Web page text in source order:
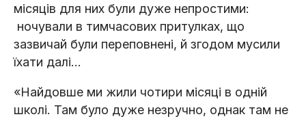
місяців для них були дуже непростими:
ночували в тимчасових притулках, що
зазвичай були переповнені, й згодом мусили
їхати далі…
«Найдовше ми жили чотири місяці в одній
школі. Там було дуже незручно, однак там не